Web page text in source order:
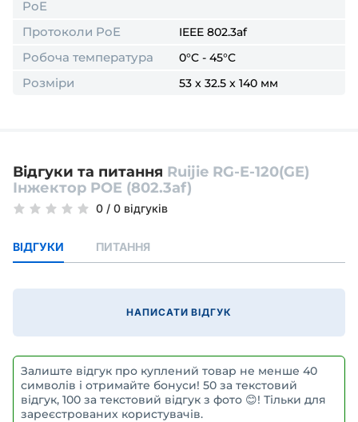
PoE
Протоколи PoE
IEEE 802.3af
Робоча температура 0°C - 45°C
Розміри 53 x 32.5 x 140 мм
Відгуки та питання Ruijie RG-E-120(GE)
Інжектор POE (802.3af)
0 / 0 відгуків
ВІДГУКИ ПИТАННЯ
НАПИСАТИ ВІДГУК
Залиште відгук про куплений товар не менше 40
символів і отримайте бонуси! 50 за текстовий
відгук, 100 за текстовий відгук з фото 😊! Тільки для
зареєстрованих користувачів.